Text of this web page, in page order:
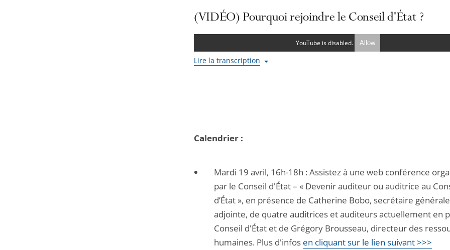
(VIDÉO) Pourquoi rejoindre le Conseil d'État ?
YouTube is disabled. Allow
Lire la transcription
Calendrier :
Mardi 19 avril, 16h-18h : Assistez à une web conférence
par le Conseil d'État – « Devenir auditeur ou auditrice au
d’État », en présence de Catherine Bobo, secrétaire générale
adjointe, de quatre auditrices et auditeurs actuellement en
Conseil d'État et de Grégory Brousseau, directeur des
humaines. Plus d'infos en cliquant sur le lien suivant >>>